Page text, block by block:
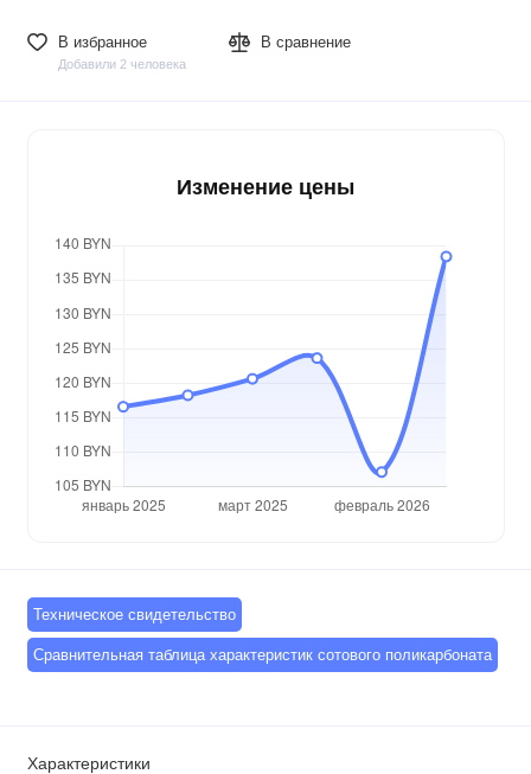
Изменение цены
В избранное
Добавили 2 человека
В сравнение
Техническое свидетельство
Сравнительная таблица характеристик сотового поликарбоната
Характеристики